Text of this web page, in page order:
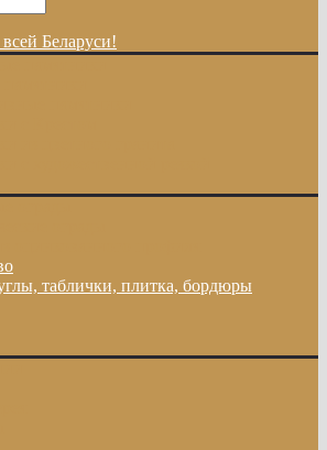
Беларуси!
таблички, плитка, бордюры